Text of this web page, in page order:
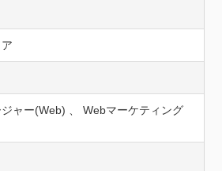
ャー(Web) 、 Webマーケティング